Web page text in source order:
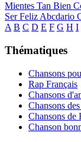
Mientes Tan Bien
Ser Feliz Abcdario
A B C D E F G H I
Thématiques
Chansons
Rap Français
Chansons
Chansons
Chansons de
Chanson